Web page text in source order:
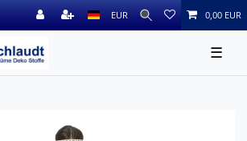
EUR 0,00 EUR
☰